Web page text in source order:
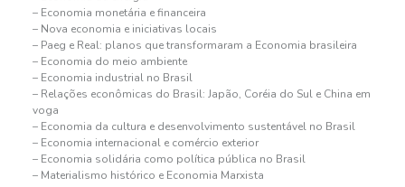
– Economia monetária e financeira
– Nova economia e iniciativas locais
– Paeg e Real: planos que transformaram a Economia brasileira
– Economia do meio ambiente
– Economia industrial no Brasil
– Relações econômicas do Brasil: Japão, Coréia do Sul e China em
voga
– Economia da cultura e desenvolvimento sustentável no Brasil
– Economia internacional e comércio exterior
– Economia solidária como política pública no Brasil
– Materialismo histórico e Economia Marxista